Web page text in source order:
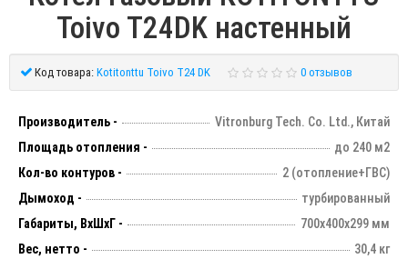
Toivo T24DK настенный
Код товара: Kotitonttu Toivo T24 DK 0 отзывов
Производитель -
Vitronburg Tech. Co. Ltd., Китай
Площадь отопления -
до 240 м2
Кол-во контуров -
2 (отопление+ГВС)
Дымоход -
турбированный
Габариты, ВхШхГ -
700х400х299 мм
Вес, нетто -
30,4 кг